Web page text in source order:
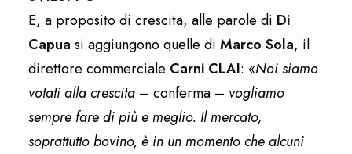
E, a proposito di crescita, alle parole di Di
Capua si aggiungono quelle di Marco Sola, il
direttore commerciale Carni CLAI: «Noi siamo
votati alla crescita – conferma – vogliamo
sempre fare di più e meglio. Il mercato,
soprattutto bovino, è in un momento che alcuni